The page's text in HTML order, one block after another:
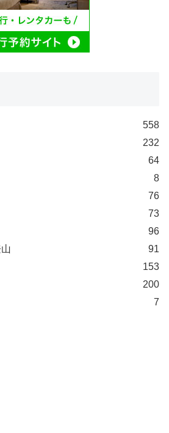
558
232
64
8
76
73
96
91
153
200
7